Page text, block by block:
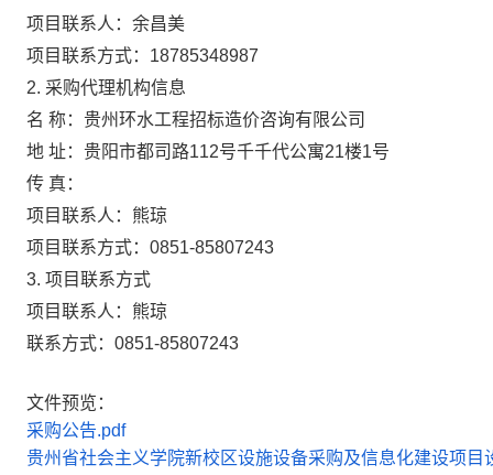
项目联系人： 余昌美
项目联系方式： 18785348987
2. 采购代理机构信息
名 称： 贵州环水工程招标造价咨询有限公司
地 址： 贵阳市都司路112号千千代公寓21楼1号
传 真：
项目联系人： 熊琼
项目联系方式： 0851-85807243
3. 项目联系方式
项目联系人： 熊琼
联系方式： 0851-85807243
文件预览：
采购公告.pdf
贵州省社会主义学院新校区设施设备采购及信息化建设项